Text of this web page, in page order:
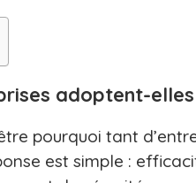
adoptent-
pourquoi tant
est simple :